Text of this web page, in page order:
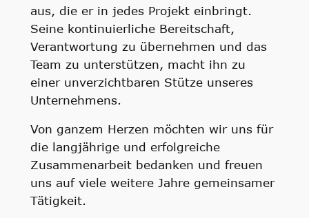
aus, die er in jedes Projekt einbringt.
Seine kontinuierliche Bereitschaft,
Verantwortung zu übernehmen und das
Team zu unterstützen, macht ihn zu
einer unverzichtbaren Stütze unseres
Unternehmens.
Von ganzem Herzen möchten wir uns für
die langjährige und erfolgreiche
Zusammenarbeit bedanken und freuen
uns auf viele weitere Jahre gemeinsamer
Tätigkeit.